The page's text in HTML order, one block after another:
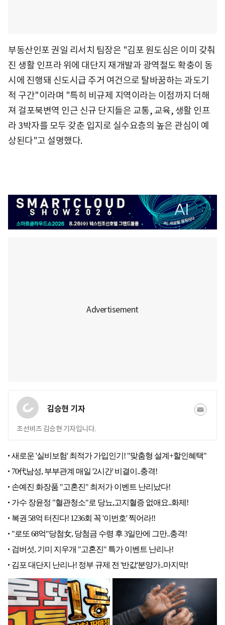
부동산인포 권일 리서치 팀장은 "김포 원도심은 이미 갖춰
진 생활 인프라 위에 대단지 재개발과 광역철도 확충이 동
시에 진행돼 신도시급 주거 여건으로 탈바꿈하는 과도기
적 구간"이라며 "특히 비규제 지역이라는 이점까지 더해
져 걸포북변역 인근 신규 단지들은 교통, 교육, 생활 인프
라 3박자를 모두 갖춘 입지로 실수요층의 높은 관심이 예
상된다"고 설명했다.
김승현 기자
조선비즈 김승현 기자입니다.